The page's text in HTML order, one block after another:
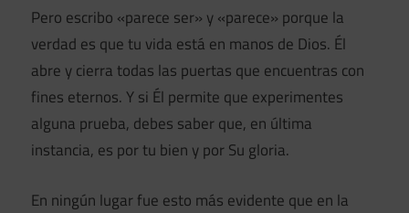
Pero escribo «parece ser» y «parece» porque la
verdad es que tu vida está en manos de Dios. Él
abre y cierra todas las puertas que encuentras con
fines eternos. Y si Él permite que experimentes
alguna prueba, debes saber que, en última
instancia, es por tu bien y por Su gloria.
En ningún lugar fue esto más evidente que en la